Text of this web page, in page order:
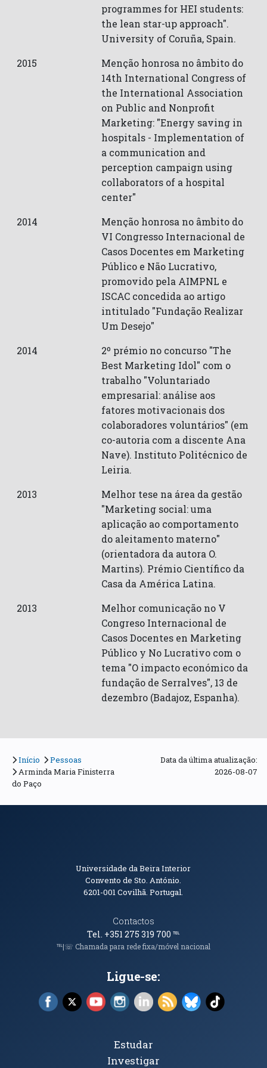
programmes for HEI students:
the lean star-up approach".
University of Coruña, Spain.
2015
Menção honrosa no âmbito do
14th International Congress of
the International Association
on Public and Nonprofit
Marketing: "Energy saving in
hospitals - Implementation of
a communication and
perception campaign using
collaborators of a hospital
center"
2014
Menção honrosa no âmbito do
VI Congresso Internacional de
Casos Docentes em Marketing
Público e Não Lucrativo,
promovido pela AIMPNL e
ISCAC concedida ao artigo
intitulado "Fundação Realizar
Um Desejo"
2014
2º prémio no concurso "The
Best Marketing Idol" com o
trabalho "Voluntariado
empresarial: análise aos
fatores motivacionais dos
colaboradores voluntários" (em
co-autoria com a discente Ana
Nave). Instituto Politécnico de
Leiria.
2013
Melhor tese na área da gestão
"Marketing social: uma
aplicação ao comportamento
do aleitamento materno"
(orientadora da autora O.
Martins). Prémio Científico da
Casa da América Latina.
2013
Melhor comunicação no V
Congreso Internacional de
Casos Docentes en Marketing
Público y No Lucrativo com o
tema "O impacto económico da
fundação de Serralves", 13 de
dezembro (Badajoz, Espanha).
Início
Pessoas
Arminda Maria Finisterra
do Paço
Data da última atualização:
2026-08-07
Informações de Contacto
Universidade da Beira Interior
Convento de Sto. António.
6201-001Covilhã. Portugal.
Contactos
Tel. +351 275 319 700℡
℡|☏ Chamada para rede fixa/móvel nacional
Ligue-se:
Facebook (abre em nova janela)
X (abre em nova janela)
YouTube (abre em nova janela)
Instagram (abre em nova janela)
LinkedIn (abre em nova
RSS (abre em nova
Bluesky (abre
TikTok
Tópicos Principais
Estudar
Investigar